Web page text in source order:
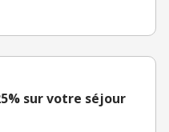
sur votre séjour